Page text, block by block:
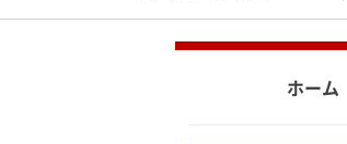
ホーム